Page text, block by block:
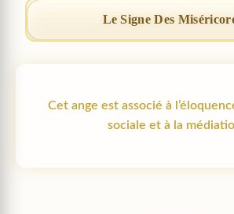
Le Signe Des
Cet ange est associé à
sociale et à la